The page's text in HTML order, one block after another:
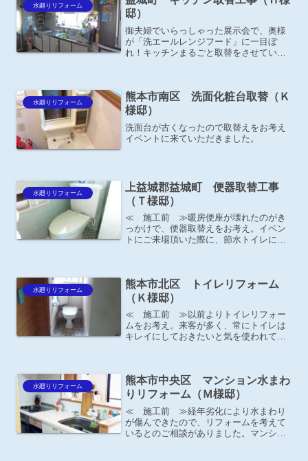
水廻りリフォーム
邸）
御夫婦でいらっしゃった展示会で、奥様
が「洗エールレンジフード」に一目ぼ
れ！キッチンまるごと取替をさせていた
水廻りリフォーム
熊本市南区 洗面化粧台取替（Ｋ
様邸）
洗面台が古くなったので取替えをお考え
イベントに来ていただきました。
水廻りリフォーム
上益城郡益城町 便器取替工事
（Ｔ様邸）
≪ 施工前 ≫暖房便座が壊れたのがき
っかけで、便器取替えをお考え。イベン
トにご来場頂いた際に、節水トイレに大
水廻りリフォーム
熊本市北区 トイレリフォーム
（Ｋ様邸）
≪ 施工前 ≫以前よりトイレリフォー
ムをお考え。来客が多く、常にトイレは
キレイにしておきたいと気を使われてい
水廻りリフォーム
熊本市中央区 マンション水まわ
りリフォーム（Ｍ様邸）
≪ 施工前 ≫経年劣化により水まわり
が傷んできたので、リフォームを考えて
いるとのご相談がありました。マンショ